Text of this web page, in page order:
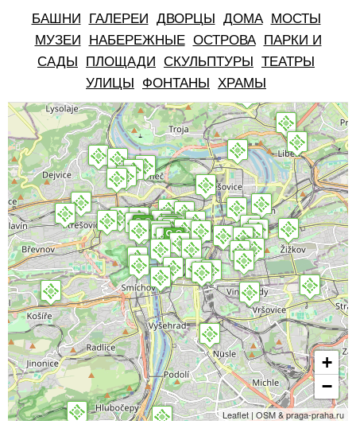
БАШНИ ГАЛЕРЕИ ДВОРЦЫ ДОМА
МОСТЫ
МУЗЕИ
НАБЕРЕЖНЫЕ ОСТРОВА
ПАРКИ И
САДЫ
ПЛОЩАДИ СКУЛЬПТУРЫ ТЕАТРЫ
УЛИЦЫ
ФОНТАНЫ ХРАМЫ
+
−
Leaflet | OSM & praga-praha.ru